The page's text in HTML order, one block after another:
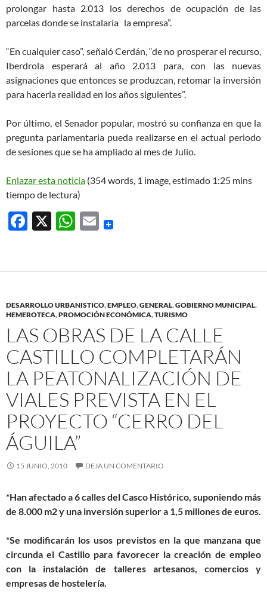
prolongar hasta 2.013 los derechos de ocupación de las
parcelas donde se instalaría la empresa”.
“En cualquier caso”, señaló Cerdán, “de no prosperar el recurso,
Iberdrola esperará al año 2.013 para, con las nuevas
asignaciones que entonces se produzcan, retomar la inversión
para hacerla realidad en los años siguientes”.
Por último, el Senador popular, mostró su confianza en que la
pregunta parlamentaria pueda realizarse en el actual periodo
de sesiones que se ha ampliado al mes de Julio.
Enlazar esta noticia (354 words, 1 image, estimado 1:25 mins
tiempo de lectura)
F
b
o
o
k
X
W
s
A
p
p
E
DESARROLLO URBANISTICO,EMPLEO,GENERAL,GOBIERNO MUNICIPAL,
HEMEROTECA,PROMOCIÓN ECONÓMICA,TURISMO
LAS OBRAS DE LA CALLE
CASTILLO COMPLETARÁN
LA PEATONALIZACIÓN DE
VIALES PREVISTA EN EL
PROYECTO “CERRO DEL
ÁGUILA”
15 JUNIO, 2010 DEJA UN COMENTARIO
*Han afectado a 6 calles del Casco Histórico, suponiendo más
de 8.000 m2 y una inversión superior a 1,5 millones de euros.
*Se modificarán los usos previstos en la que manzana que
circunda el Castillo para favorecer la creación de empleo
con la instalación de talleres artesanos, comercios y
empresas de hostelería.